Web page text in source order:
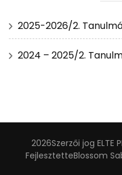
2025-2026/2.
2024 – 2025/2.
2026Szerzői jog ELTE
FejlesztetteBlossom